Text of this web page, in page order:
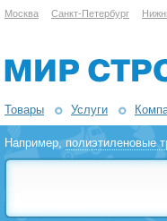
Москва Санкт-Петербург
Товары Услуги
Например,полиэтиленовые